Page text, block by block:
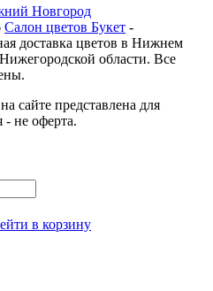
Салон цветов Букет -
доставка цветов в Нижнем
области. Все
сайте представлена для
- не оферта.
в корзину